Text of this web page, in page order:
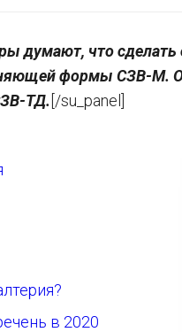
думают, что сделать
формы СЗВ-М.
ТД. [/su_panel]
в 2020